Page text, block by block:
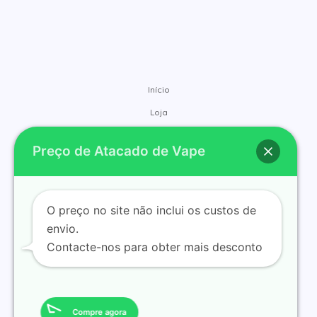
Início
Loja
Contacto
quantidade. Desenvolvido por ramvape obtenha vape com
Compre agora
Preço de Atacado de Vape
O preço no site não inclui os custos de
envio.
Contacte-nos para obter mais desconto